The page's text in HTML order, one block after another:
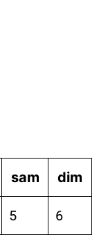
sam dim
5 6